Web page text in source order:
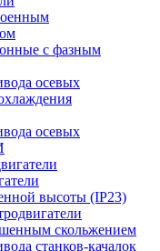
с фазным
осевых
осевых
высоты (IP23)
скольжением
станков-качалок